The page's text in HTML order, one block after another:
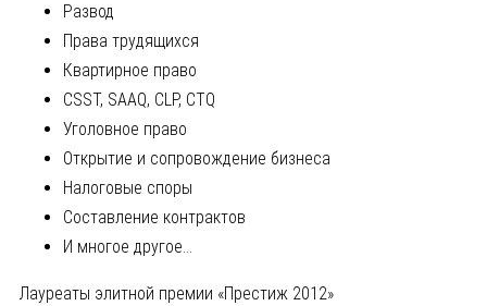
Развод
Права трудящихся
Квартирное право
CSST, SAAQ, CLP, CTQ
Уголовное право
Открытие и сопровождение бизнеса
Налоговые споры
Составление контрактов
И многое другое…
Лауреаты элитной премии «Престиж 2012»